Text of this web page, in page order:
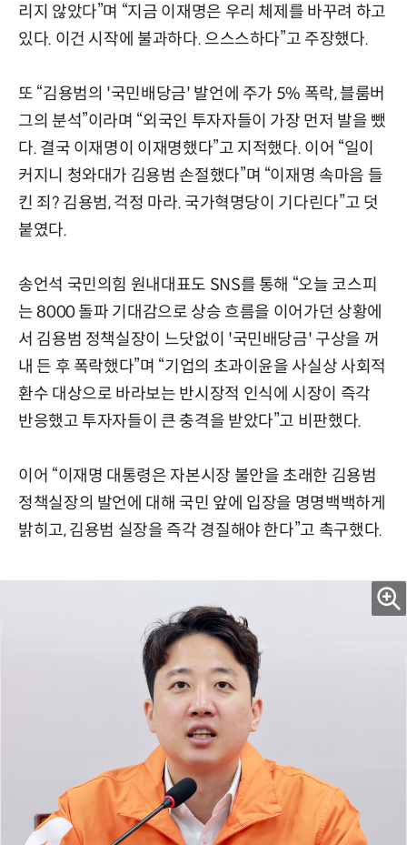
리지 않았다”며 “지금 이재명은 우리 체제를 바꾸려 하고
있다. 이건 시작에 불과하다. 으스스하다”고 주장했다.
또 “김용범의 '국민배당금' 발언에 주가 5% 폭락, 블룸버
그의 분석”이라며 “외국인 투자자들이 가장 먼저 발을 뺐
다. 결국 이재명이 이재명했다”고 지적했다. 이어 “일이
커지니 청와대가 김용범 손절했다”며 “이재명 속마음 들
킨 죄? 김용범, 걱정 마라. 국가혁명당이 기다린다”고 덧
붙였다.
송언석 국민의힘 원내대표도 SNS를 통해 “오늘 코스피
는 8000 돌파 기대감으로 상승 흐름을 이어가던 상황에
서 김용범 정책실장이 느닷없이 '국민배당금' 구상을 꺼
내 든 후 폭락했다”며 “기업의 초과이윤을 사실상 사회적
환수 대상으로 바라보는 반시장적 인식에 시장이 즉각
반응했고 투자자들이 큰 충격을 받았다”고 비판했다.
이어 “이재명 대통령은 자본시장 불안을 초래한 김용범
정책실장의 발언에 대해 국민 앞에 입장을 명명백백하게
밝히고, 김용범 실장을 즉각 경질해야 한다”고 촉구했다.